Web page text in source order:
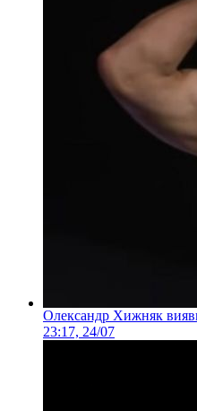
Олександр Хижняк
23:17, 24/07